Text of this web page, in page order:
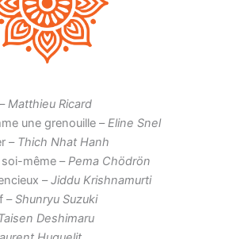
Matthieu Ricard
une grenouille –Eline Snel
– Thich Nhat Hanh
même –Pema Chödrön
–Jiddu Krishnamurti
–Shunryu Suzuki
Deshimaru